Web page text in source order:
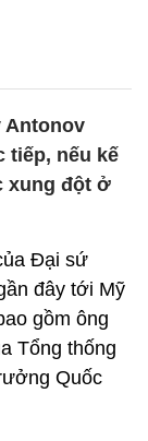
Antonov
tiếp, nếu kế
xung đột ở
Đại sứ
đây tới Mỹ
gồm ông
Tổng thống
Quốc